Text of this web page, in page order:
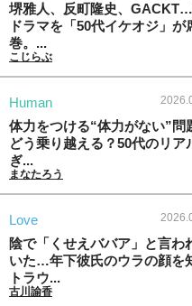
堺雅人、反町隆史、
ドラマを「50代イケオジ」が
巻。...
こじらぶ
Human
体力をつける“体力がない”問
どう乗り越える？50代のリア
ぎ...
まなたろう
Love
陰で「くせえババア」と言わ
いた…年下彼氏のウラの顔を
トラウ...
古川諭香